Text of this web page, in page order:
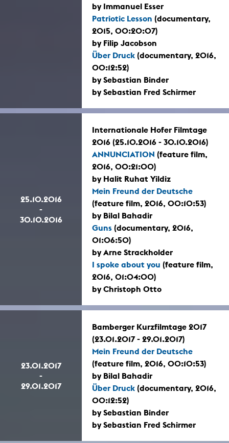
by Immanuel Esser
Patriotic Lesson (documentary,
2015, 00:20:07)
by Filip Jacobson
Über Druck (documentary, 2016,
00:12:52)
by Sebastian Binder
by Sebastian Fred Schirmer
25.10.2016
-
30.10.2016
Internationale Hofer Filmtage
2016 (25.10.2016 - 30.10.2016)
ANNUNCIATION (feature film,
2016, 00:21:00)
by Halit Ruhat Yildiz
Mein Freund der Deutsche
(feature film, 2016, 00:10:53)
by Bilal Bahadir
Guns (documentary, 2016,
01:06:50)
by Arne Strackholder
I spoke about you (feature film,
2016, 01:04:00)
by Christoph Otto
23.01.2017
-
29.01.2017
Bamberger Kurzfilmtage 2017
(23.01.2017 - 29.01.2017)
Mein Freund der Deutsche
(feature film, 2016, 00:10:53)
by Bilal Bahadir
Über Druck (documentary, 2016,
00:12:52)
by Sebastian Binder
by Sebastian Fred Schirmer